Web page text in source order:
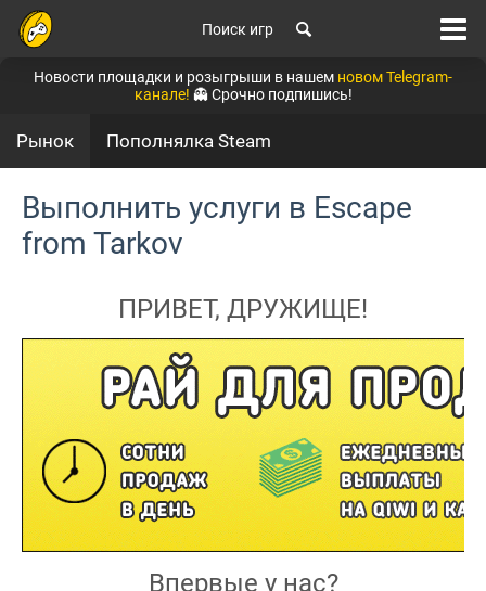
Поиск игр
Новости площадки и розыгрыши в нашем новом Telegram-
канале! 👻 Срочно подпишись!
Рынок Пополнялка Steam
Выполнить услуги в Escape
from Tarkov
ПРИВЕТ, ДРУЖИЩЕ!
Впервые у нас?